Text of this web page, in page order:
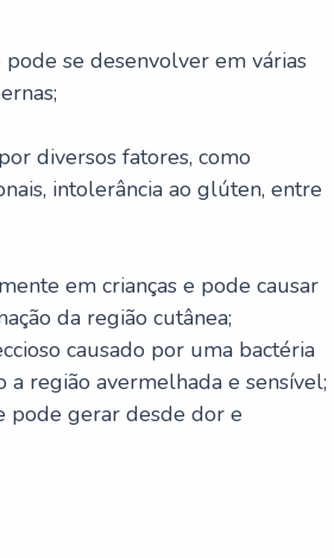
se desenvolver em várias
diversos fatores, como
intolerância ao glúten, entre
em crianças e pode causar
da região cutânea;
causado por uma bactéria
região avermelhada e sensível;
pode gerar desde dor e